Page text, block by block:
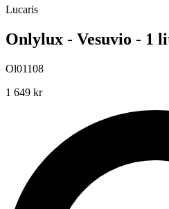
Lucaris
Onlylux - Vesuvio - 1
Ol01108
1 649 kr